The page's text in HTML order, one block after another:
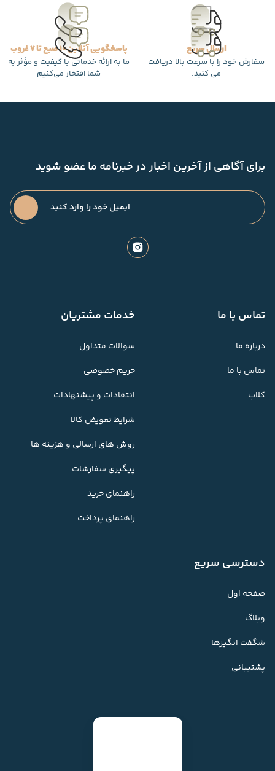
ارسال سریع
سفارش خود را با سرعت بالا دریافت
می کنید.
پاسخگویی آنلاین 10 صبح تا 7 غروب
ما به ارائه خدماتی با کیفیت و مؤثر به
شما افتخار می‌کنیم
برای آگاهی از آخرین اخبار در خبرنامه ما عضو شوید
تماس با ما
درباره ما
تماس با ما
کلاب
خدمات مشتریان
سوالات متداول
حریم خصوصی
انتقادات و پیشنهادات
شرایط تعویض کالا
روش های ارسالی و هزینه ها
پیگیری سفارشات
راهنمای خرید
راهنمای پرداخت
دسترسی سریع
صفحه اول
وبلاگ
شگفت انگیزها
پشتیبانی